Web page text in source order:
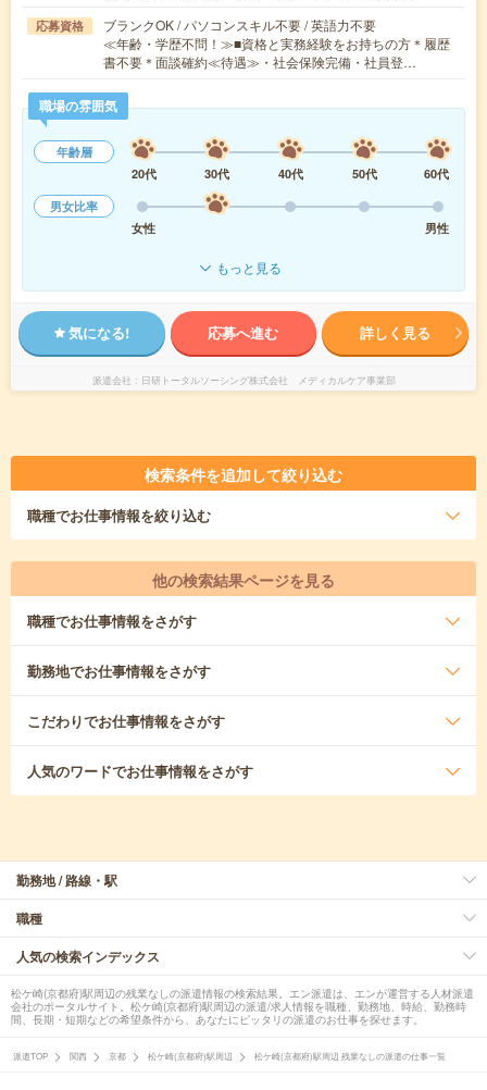
応募資格
ブランクOK / パソコンスキル不要 / 英語力不要
≪年齢・学歴不問！≫■資格と実務経験をお持ちの方＊履歴
書不要＊面談確約≪待遇≫・社会保険完備・社員登…
職場の雰囲気
年齢層
20代
30代 40代 50代
60代
男女比率
女性
男性
もっと見る
気になる! 応募へ進む 詳しく見る
派遣会社 日研トータルソーシング株式会社 メディカルケア事業部
検索条件を追加して絞り込む
職種でお仕事情報を絞り込む
他の検索結果ページを見る
職種でお仕事情報をさがす
勤務地でお仕事情報をさがす
こだわりでお仕事情報をさがす
人気のワードでお仕事情報をさがす
勤務地 / 路線・駅
職種
人気の検索インデックス
松ケ崎(京都府)駅周辺の残業なしの派遣情報の検索結果。エン派遣は、エンが運営する人材派遣
会社のポータルサイト。松ケ崎(京都府)駅周辺の派遣/求人情報を職種、勤務地、時給、勤務時
間、長期・短期などの希望条件から、あなたにピッタリの派遣のお仕事を探せます。
派遣TOP 関西 京都 松ケ崎(京都府)駅周辺 松ケ崎(京都府)駅周辺 残業なしの派遣の仕事一覧